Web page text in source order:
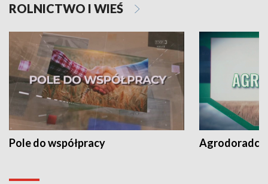
ROLNICTWO I WIEŚ
Pole do współpracy Agrodoradcy